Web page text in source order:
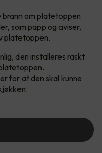
brann om platetoppen
som papp og aviser,
platetoppen.
den installeres raskt
for at den skal kunne